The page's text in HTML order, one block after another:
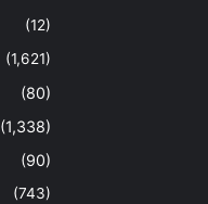
(12)
(1,621)
(80)
(1,338)
(90)
(743)